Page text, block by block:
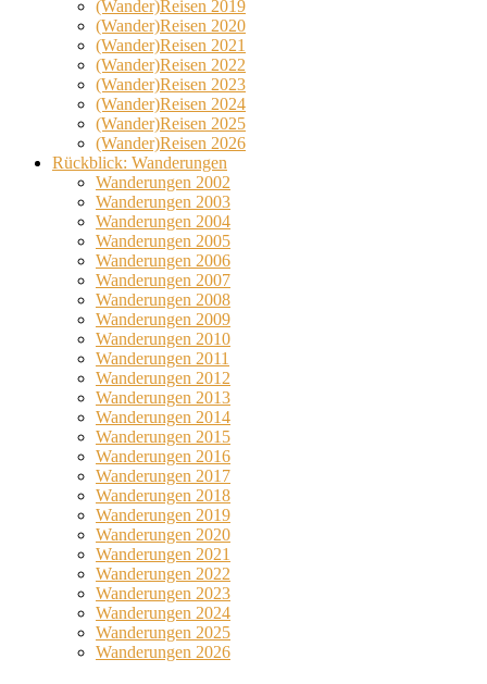
(Wander)Reisen 2019
(Wander)Reisen 2020
(Wander)Reisen 2021
(Wander)Reisen 2022
(Wander)Reisen 2023
(Wander)Reisen 2024
(Wander)Reisen 2025
(Wander)Reisen 2026
Rückblick: Wanderungen
Wanderungen 2002
Wanderungen 2003
Wanderungen 2004
Wanderungen 2005
Wanderungen 2006
Wanderungen 2007
Wanderungen 2008
Wanderungen 2009
Wanderungen 2010
Wanderungen 2011
Wanderungen 2012
Wanderungen 2013
Wanderungen 2014
Wanderungen 2015
Wanderungen 2016
Wanderungen 2017
Wanderungen 2018
Wanderungen 2019
Wanderungen 2020
Wanderungen 2021
Wanderungen 2022
Wanderungen 2023
Wanderungen 2024
Wanderungen 2025
Wanderungen 2026